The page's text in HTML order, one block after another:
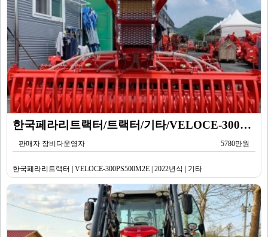
한국페라리트랙터/트랙터/기타/VELOCE-300PS500M2E/2022년식
판매자 장비다운영자 5780만원
한국페라리트랙터 | VELOCE-300PS500M2E | 2022년식 | 기타